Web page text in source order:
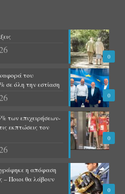
0
0
του
σε όλη την εστίαση
0
των επιχειρήσεων-
εκπτώσεις τον
0
η απόφαση
– Ποιοι θα λάβουν